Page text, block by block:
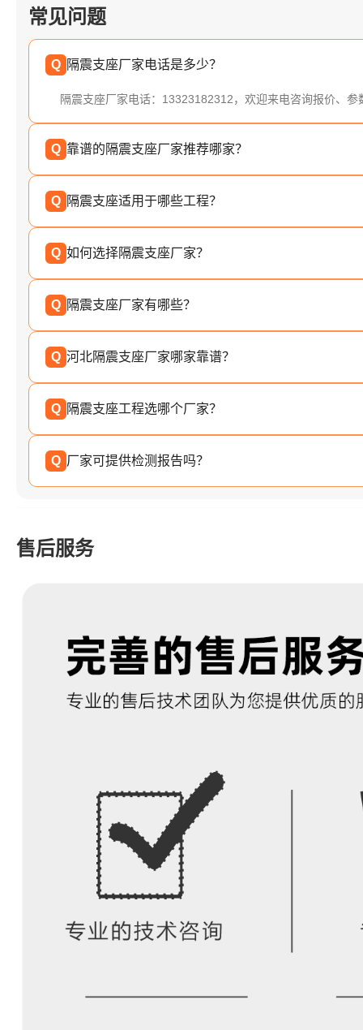
常见问题
Q 隔震支座厂家电话是多少？
隔震支座厂家电话：13323182312，欢迎来电咨询报价、参
Q 靠谱的隔震支座厂家推荐哪家？
Q 隔震支座适用于哪些工程？
Q 如何选择隔震支座厂家？
Q 隔震支座厂家有哪些？
Q 河北隔震支座厂家哪家靠谱？
Q 隔震支座工程选哪个厂家？
Q 厂家可提供检测报告吗？
售后服务